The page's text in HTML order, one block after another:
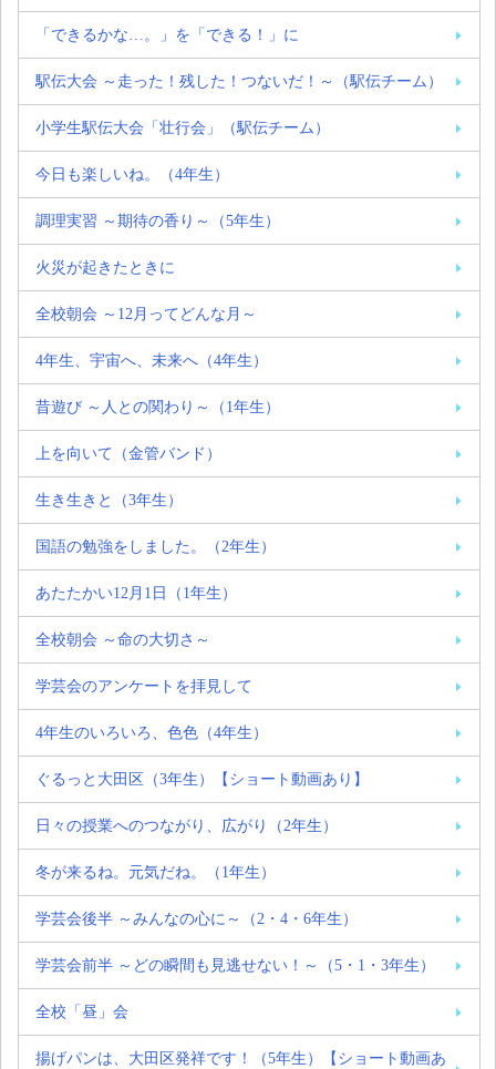
「できるかな…。」を「できる！」に
駅伝大会 ～走った！残した！つないだ！～（駅伝チーム）
小学生駅伝大会「壮行会」（駅伝チーム）
今日も楽しいね。（4年生）
調理実習 ～期待の香り～（5年生）
火災が起きたときに
全校朝会 ～12月ってどんな月～
4年生、宇宙へ、未来へ（4年生）
昔遊び ～人との関わり～（1年生）
上を向いて（金管バンド）
生き生きと（3年生）
国語の勉強をしました。（2年生）
あたたかい12月1日（1年生）
全校朝会 ～命の大切さ～
学芸会のアンケートを拝見して
4年生のいろいろ、色色（4年生）
ぐるっと大田区（3年生）【ショート動画あり】
日々の授業へのつながり、広がり（2年生）
冬が来るね。元気だね。（1年生）
学芸会後半 ～みんなの心に～（2・4・6年生）
学芸会前半 ～どの瞬間も見逃せない！～（5・1・3年生）
全校「昼」会
揚げパンは、大田区発祥です！（5年生）【ショート動画あ